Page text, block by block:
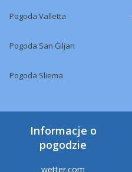
Pogoda Valletta
Pogoda San Ġiljan
Pogoda Sliema
Informacje o
pogodzie
wetter.com